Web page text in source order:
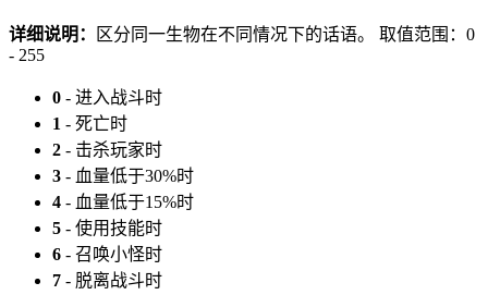
详细说明： 区分同一生物在不同情况下的话语。 取值范围：0
- 255
0 - 进入战斗时
1 - 死亡时
2 - 击杀玩家时
3 - 血量低于30%时
4 - 血量低于15%时
5 - 使用技能时
6 - 召唤小怪时
7 - 脱离战斗时